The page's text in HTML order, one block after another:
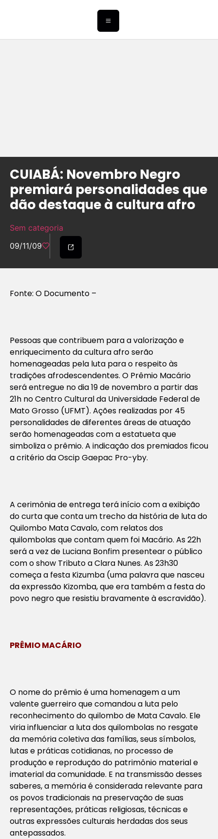
CUIABÁ: Novembro Negro
premiará personalidades que
dão destaque à cultura afro
Sem categoria
09/11/09
Fonte: O Documento –
Pessoas que contribuem para a valorização e
enriquecimento da cultura afro serão
homenageadas pela luta para o respeito às
tradições afrodescendentes. O Prêmio Macário
será entregue no dia 19 de novembro a partir das
21h no Centro Cultural da Universidade Federal de
Mato Grosso (UFMT). Ações realizadas por 45
personalidades de diferentes áreas de atuação
serão homenageadas com a estatueta que
simboliza o prêmio. A indicação dos premiados ficou
a critério da Oscip Gaepac Pro-yby.
A cerimônia de entrega terá início com a exibição
do curta que conta um trecho da história de luta do
Quilombo Mata Cavalo, com relatos dos
quilombolas que contam quem foi Macário. As 22h
será a vez de Luciana Bonfim presentear o público
com o show Tributo a Clara Nunes. As 23h30
começa a festa Kizumba (uma palavra que nasceu
da expressão Kizomba, que era também a festa do
povo negro que resistiu bravamente à escravidão).
PRÊMIO MACÁRIO
O nome do prêmio é uma homenagem a um
valente guerreiro que comandou a luta pelo
reconhecimento do quilombo de Mata Cavalo. Ele
viria influenciar a luta dos quilombolas no resgate
da memória coletiva das famílias, seus símbolos,
lutas e práticas cotidianas, no processo de
produção e reprodução do patrimônio material e
imaterial da comunidade. E na transmissão desses
saberes, a memória é considerada relevante para
os povos tradicionais na preservação de suas
representações, práticas religiosas, técnicas e
outras expressões culturais herdadas dos seus
antepassados.